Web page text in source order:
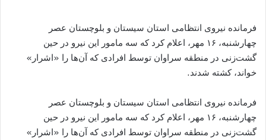
فرمانده نیروی انتظامی استان سیستان و بلوچستان عصر
چهارشنبه، ۱۶ مهر، اعلام کرد که سه مامور این نیرو در حین
گشت‌زنی در منطقه سراوان توسط افرادی که آن‌ها را «اشرار»
خواند، کشته شدند.
فرمانده نیروی انتظامی استان سیستان و بلوچستان عصر
چهارشنبه، ۱۶ مهر، اعلام کرد که سه مامور این نیرو در حین
گشت‌زنی در منطقه سراوان توسط افرادی که آن‌ها را «اشرار»